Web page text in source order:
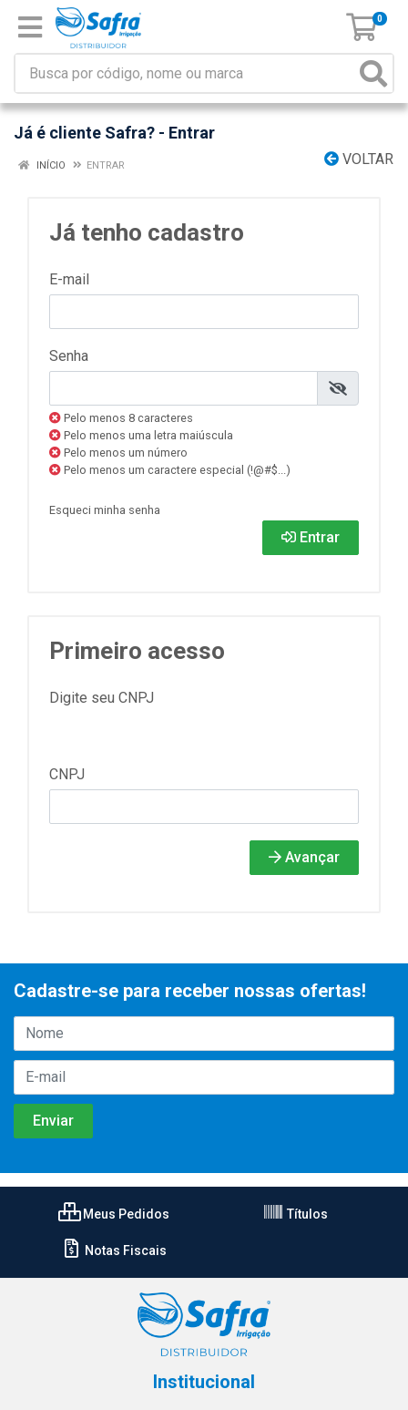
0
Já é cliente Safra? - Entrar
VOLTAR
INÍCIO ENTRAR
Já tenho cadastro
E-mail
Senha
Pelo menos 8 caracteres
Pelo menos uma letra maiúscula
Pelo menos um número
Pelo menos um caractere especial (!@#$...)
Esqueci minha senha
Entrar
Primeiro acesso
Digite seu CNPJ
CNPJ
Avançar
Cadastre-se para receber nossas ofertas!
Meus Pedidos Títulos
Notas Fiscais
Institucional